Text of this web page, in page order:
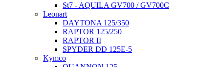
St7 - AQUILA GV700 / GV700C
Leonart
DAYTONA 125/350
RAPTOR 125/250
RAPTOR II
SPYDER DD 125E-5
Kymco